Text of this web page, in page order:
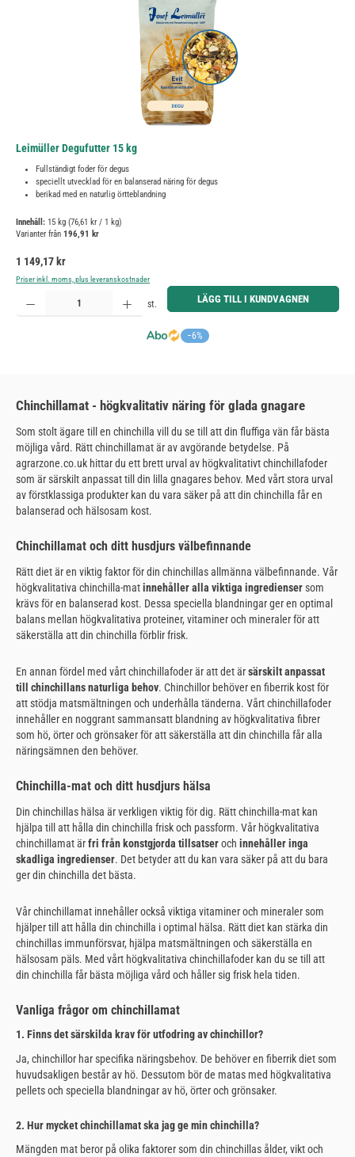
Leimüller Degufutter 15 kg
Fullständigt foder för degus
speciellt utvecklad för en balanserad näring för degus
berikad med en naturlig örtteblandning
Innehåll: 15 kg (76,61 kr / 1 kg)
Varianter från 196,91 kr
Ordinarie pris:
1 149,17 kr
Priser inkl. moms, plus leveranskostnader
−6%
Produktkvantitet: Ange önskat belopp eller använd knapparna för att öka eller minska kvantiteten.
st. LÄGG TILL I KUNDVAGNEN
Chinchillamat - högkvalitativ näring för glada gnagare
Som stolt ägare till en chinchilla vill du se till att din fluffiga vän får bästa
möjliga vård. Rätt chinchillamat är av avgörande betydelse. På
agrarzone.co.uk hittar du ett brett urval av högkvalitativt chinchillafoder
som är särskilt anpassat till din lilla gnagares behov. Med vårt stora urval
av förstklassiga produkter kan du vara säker på att din chinchilla får en
balanserad och hälsosam kost.
Chinchillamat och ditt husdjurs välbefinnande
Rätt diet är en viktig faktor för din chinchillas allmänna välbefinnande. Vår
högkvalitativa chinchilla-matinnehåller alla viktiga ingrediensersom
krävs för en balanserad kost. Dessa speciella blandningar ger en optimal
balans mellan högkvalitativa proteiner, vitaminer och mineraler för att
säkerställa att din chinchilla förblir frisk.
En annan fördel med vårt chinchillafoder är att det ärsärskilt anpassat
till chinchillans naturliga behov. Chinchillor behöver en fiberrik kost för
att stödja matsmältningen och underhålla tänderna. Vårt chinchillafoder
innehåller en noggrant sammansatt blandning av högkvalitativa fibrer
som hö, örter och grönsaker för att säkerställa att din chinchilla får alla
näringsämnen den behöver.
Chinchilla-mat och ditt husdjurs hälsa
Din chinchillas hälsa är verkligen viktig för dig. Rätt chinchilla-mat kan
hjälpa till att hålla din chinchilla frisk och passform. Vår högkvalitativa
chinchillamat ärfri från konstgjorda tillsatseroch innehåller inga
skadliga ingredienser. Det betyder att du kan vara säker på att du bara
ger din chinchilla det bästa.
Vår chinchillamat innehåller också viktiga vitaminer och mineraler som
hjälper till att hålla din chinchilla i optimal hälsa. Rätt diet kan stärka din
chinchillas immunförsvar, hjälpa matsmältningen och säkerställa en
hälsosam päls. Med vårt högkvalitativa chinchillafoder kan du se till att
din chinchilla får bästa möjliga vård och håller sig frisk hela tiden.
Vanliga frågor om chinchillamat
1. Finns det särskilda krav för utfodring av chinchillor?
Ja, chinchillor har specifika näringsbehov. De behöver en fiberrik diet som
huvudsakligen består av hö. Dessutom bör de matas med högkvalitativa
pellets och speciella blandningar av hö, örter och grönsaker.
2. Hur mycket chinchillamat ska jag ge min chinchilla?
Mängden mat beror på olika faktorer som din chinchillas ålder, vikt och